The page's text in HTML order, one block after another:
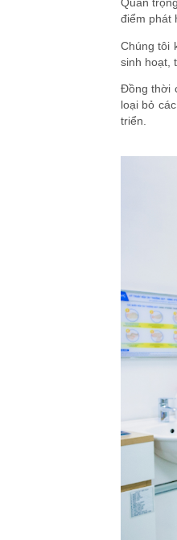
Quan
điểm phát
Chúng tôi
sinh hoạt,
Đồng thời
loại bỏ
triển.